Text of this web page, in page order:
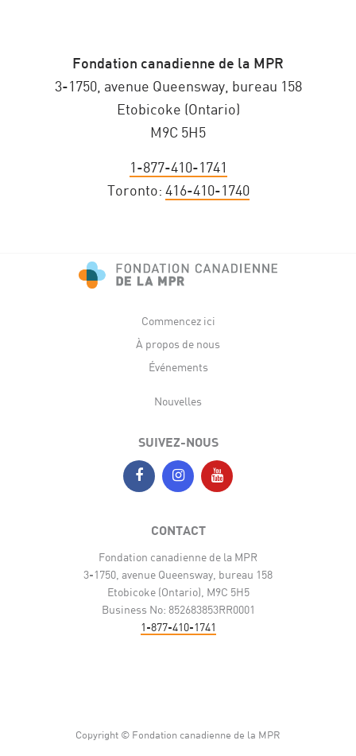
Fondation canadienne de la MPR
3-1750, avenue Queensway, bureau 158
Etobicoke (Ontario)
M9C 5H5
1-877-410-1741
Toronto: 416-410-1740
Commencez ici
À propos de nous
Événements
Nouvelles
SUIVEZ-NOUS
CONTACT
Fondation canadienne de la MPR
3-1750, avenue Queensway, bureau 158
Etobicoke (Ontario), M9C 5H5
Business No: 852683853RR0001
1-877-410-1741
Copyright © Fondation canadienne de la MPR